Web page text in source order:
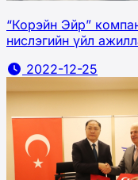
“Корэйн Эйр”
нислэгийн үйл
2022-12-25